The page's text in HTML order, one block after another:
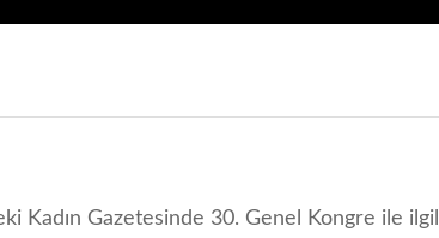
Kadın Gazetesinde 30. Genel Kongre ile